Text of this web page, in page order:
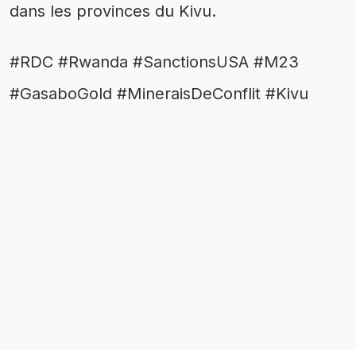
dans les provinces du Kivu.
#RDC #Rwanda #SanctionsUSA #M23
#GasaboGold #MineraisDeConflit #Kivu